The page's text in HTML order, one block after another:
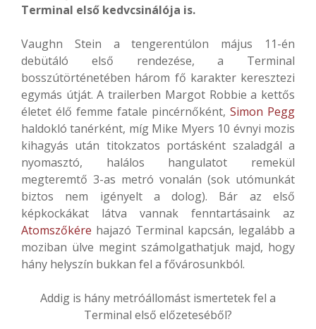
Terminal első kedvcsinálója is.
Vaughn Stein a tengerentúlon május 11-én
debütáló első rendezése, a Terminal
bosszútörténetében három fő karakter keresztezi
egymás útját. A trailerben Margot Robbie a kettős
életet élő femme fatale pincérnőként, Simon Pegg
haldokló tanérként, míg Mike Myers 10 évnyi mozis
kihagyás után titokzatos portásként szaladgál a
nyomasztó, halálos hangulatot remekül
megteremtő 3-as metró vonalán (sok utómunkát
biztos nem igényelt a dolog). Bár az első
képkockákat látva vannak fenntartásaink az
Atomszőkére hajazó Terminal kapcsán, legalább a
moziban ülve megint számolgathatjuk majd, hogy
hány helyszín bukkan fel a fővárosunkból.
Addig is hány metróállomást ismertetek fel a
Terminal első előzeteséből?